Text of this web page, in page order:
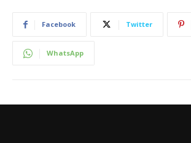
Facebook Twitter
WhatsApp